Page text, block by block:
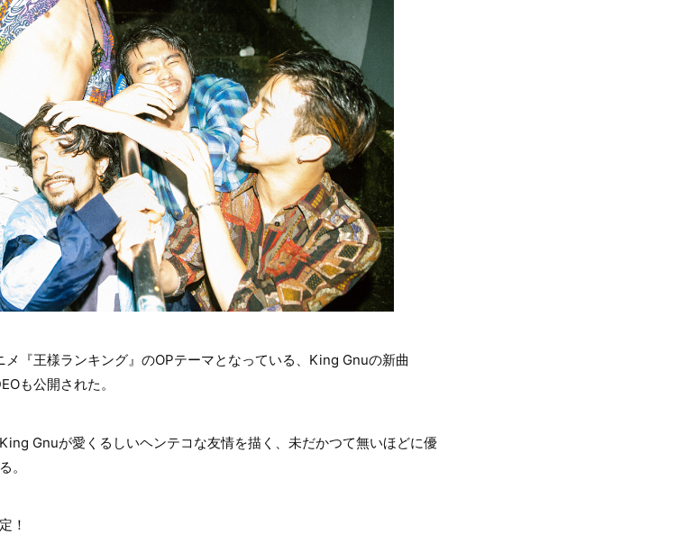
『王様ランキング』のOPテーマとなっている、King Gnuの新曲
も公開された。
Gnuが愛くるしいヘンテコな友情を描く、未だかつて無いほどに優
。
！